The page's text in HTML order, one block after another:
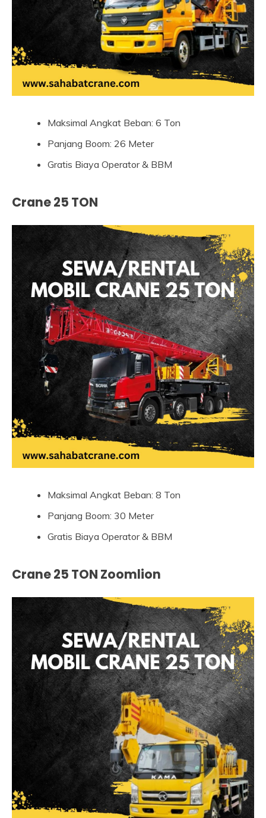
Maksimal Angkat Beban: 6 Ton
Panjang Boom: 26 Meter
Gratis Biaya Operator & BBM
Crane 25 TON
Maksimal Angkat Beban: 8 Ton
Panjang Boom: 30 Meter
Gratis Biaya Operator & BBM
Crane 25 TON Zoomlion